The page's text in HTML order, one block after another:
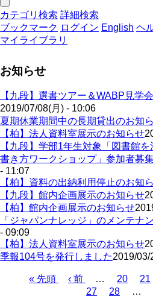
カテゴリ検索 詳細検索
ブックマーク ログイン English ヘ
マイライブラリ
お知らせ
【九段】選書ツアー＆WABP見学
2019/07/08(月) - 10:06
夏期休業期間中の長期貸出のお知
【柏】法人資料室展示のお知らせ
【九段】学部1年生対象「図書館
書き方ワークショップ」参加者募
- 11:07
【柏】資料の出納利用停止のお知
【九段】館内企画展示のお知らせ
【柏】館内企画展示のお知らせ
「ジャパンナレッジ」のメンテナ
- 09:09
【柏】法人資料室展示のお知らせ
季報104号を発行しました2019/03/
先
« 先頭
前
‹ 前 …
ペ
ー
20
ペ
ー
21
ペ
27
ペ
28 …